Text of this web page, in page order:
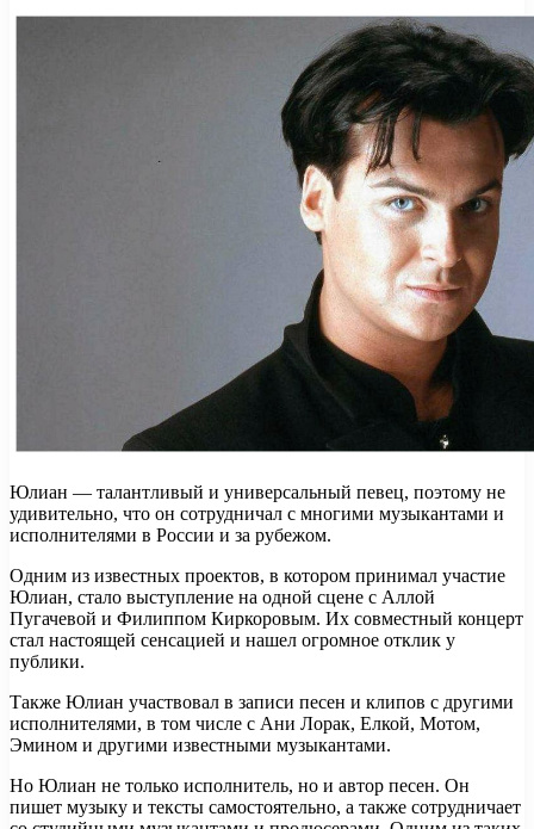
Юлиан — талантливый и универсальный певец, поэтому не
удивительно, что он сотрудничал с многими музыкантами и
исполнителями в России и за рубежом.
Одним из известных проектов, в котором принимал участие
Юлиан, стало выступление на одной сцене с Аллой
Пугачевой и Филиппом Киркоровым. Их совместный концерт
стал настоящей сенсацией и нашел огромное отклик у
публики.
Также Юлиан участвовал в записи песен и клипов с другими
исполнителями, в том числе с Ани Лорак, Елкой, Мотом,
Эмином и другими известными музыкантами.
Но Юлиан не только исполнитель, но и автор песен. Он
пишет музыку и тексты самостоятельно, а также сотрудничает